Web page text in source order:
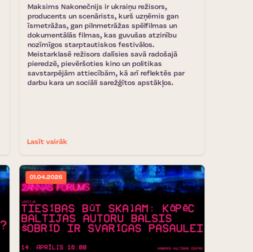
Maksims Nakonečnijs ir ukraiņu režisors,
producents un scenārists, kurš uzņēmis gan
īsmetrāžas, gan pilnmetrāžas spēlfilmas un
dokumentālās filmas, kas guvušas atzinību
nozīmīgos starptautiskos festivālos.
Meistarklasē režisors dalīsies savā radošajā
pieredzē, pievēršoties kino un politikas
savstarpējām attiecībām, kā arī reflektēs par
darbu kara un sociāli sarežģītos apstākļos.
Lasīt vairāk
01.04.2026